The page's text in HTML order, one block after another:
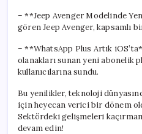
– **Jeep Avenger Modelinde
gören Jeep Avenger, kapsamlı
– **WhatsApp Plus Artık
olanakları sunan yeni abonelik
kullanıcılarına sundu.
Bu yenilikler, teknoloji
için heyecan verici bir dönem
Sektördeki gelişmeleri
devam edin!